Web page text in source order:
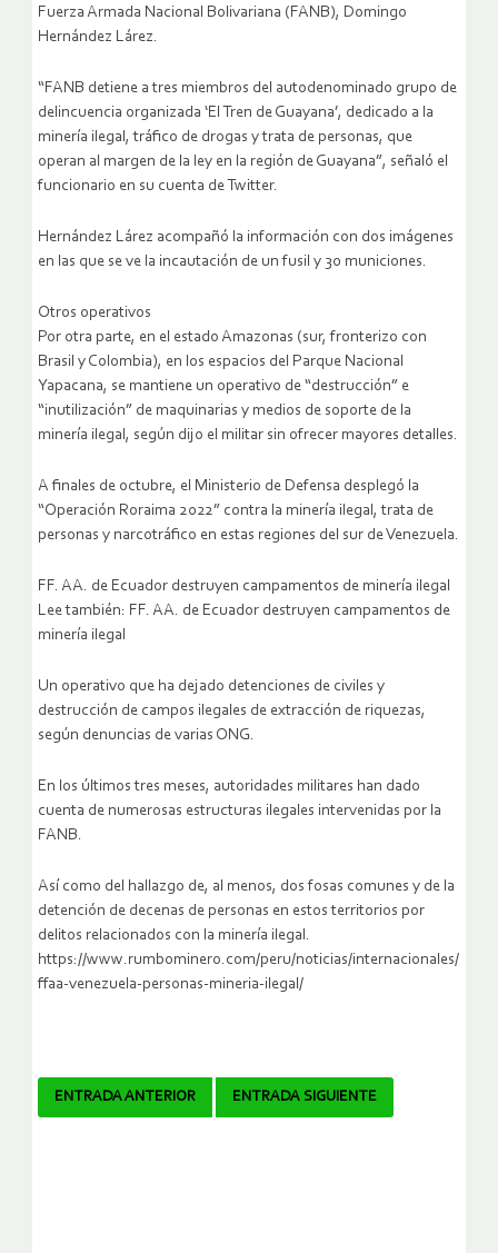
Fuerza Armada Nacional Bolivariana (FANB), Domingo
Hernández Lárez.
“FANB detiene a tres miembros del autodenominado grupo de
delincuencia organizada ‘El Tren de Guayana’, dedicado a la
minería ilegal, tráfico de drogas y trata de personas, que
operan al margen de la ley en la región de Guayana”, señaló el
funcionario en su cuenta de Twitter.
Hernández Lárez acompañó la información con dos imágenes
en las que se ve la incautación de un fusil y 30 municiones.
Otros operativos
Por otra parte, en el estado Amazonas (sur, fronterizo con
Brasil y Colombia), en los espacios del Parque Nacional
Yapacana, se mantiene un operativo de “destrucción” e
“inutilización” de maquinarias y medios de soporte de la
minería ilegal, según dijo el militar sin ofrecer mayores detalles.
A finales de octubre, el Ministerio de Defensa desplegó la
“Operación Roraima 2022” contra la minería ilegal, trata de
personas y narcotráfico en estas regiones del sur de Venezuela.
FF. AA. de Ecuador destruyen campamentos de minería ilegal
Lee también: FF. AA. de Ecuador destruyen campamentos de
minería ilegal
Un operativo que ha dejado detenciones de civiles y
destrucción de campos ilegales de extracción de riquezas,
según denuncias de varias ONG.
En los últimos tres meses, autoridades militares han dado
cuenta de numerosas estructuras ilegales intervenidas por la
FANB.
Así como del hallazgo de, al menos, dos fosas comunes y de la
detención de decenas de personas en estos territorios por
delitos relacionados con la minería ilegal.
https://www.rumbominero.com/peru/noticias/internacionales/
ffaa-venezuela-personas-mineria-ilegal/
Navegador
ENTRADA ANTERIOR ENTRADA SIGUIENTE